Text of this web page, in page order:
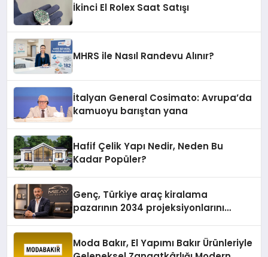
İkinci El Rolex Saat Satışı
MHRS ile Nasıl Randevu Alınır?
İtalyan General Cosimato: Avrupa’da
kamuoyu barıştan yana
Hafif Çelik Yapı Nedir, Neden Bu
Kadar Popüler?
Genç, Türkiye araç kiralama
pazarının 2034 projeksiyonlarını
Moda Bakır, El Yapımı Bakır Ürünleriyle